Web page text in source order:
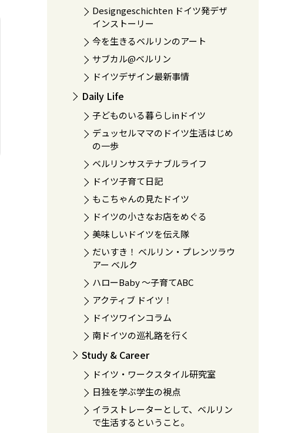
Designgeschichten ドイツ発デザ
インストーリー
今を生きるベルリンのアート
サブカル@ベルリン
ドイツデザイン最新事情
Daily Life
子どものいる暮らしinドイツ
デュッセルママのドイツ生活はじめ
の一歩
ベルリンサステナブルライフ
ドイツ子育て日記
もこちゃんの見たドイツ
ドイツの小さなお店をめぐる
美味しいドイツを伝え隊
だいすき！ ベルリン・プレンツラウ
アー ベルク
ハローBaby 〜子育てABC
アクティブ ドイツ！
ドイツワインコラム
南ドイツの巡礼路を行く
Study & Career
ドイツ・ワークスタイル研究室
日独を学ぶ学生の視点
イラストレーターとして、ベルリン
で生活するということ。